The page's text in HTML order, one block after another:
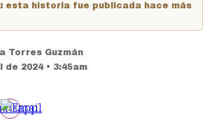
esta historia fue publicada hace más
Torres Guzmán
de 2024 • 3:45am